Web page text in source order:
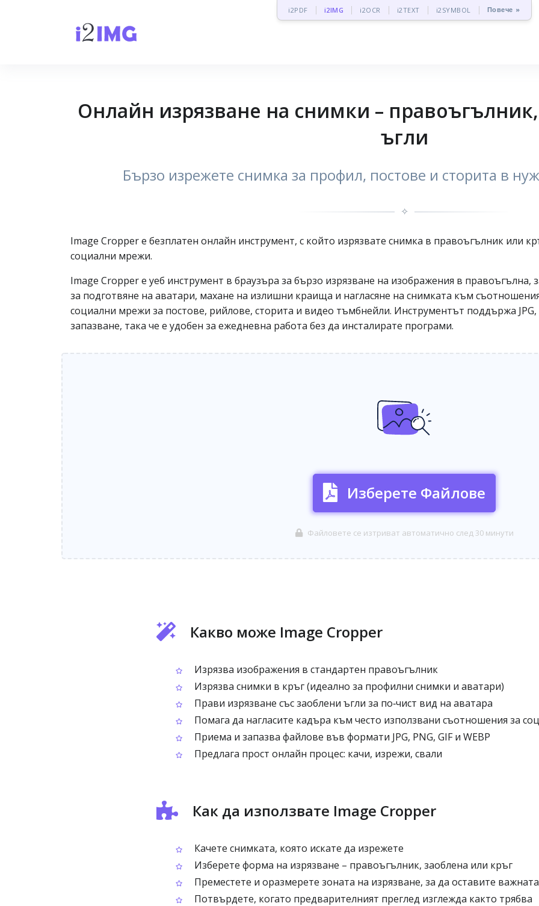
i2PDF i2IMG i2OCR i2TEXT i2SYMBOL Повече »
Онлайн изрязване на снимки –
ъгли
Бързо изрежете снимка за профил, постове и сторита в
✧
Image Cropper е безплатен онлайн инструмент, с който изрязвате снимка в правоъгълник или
социални мрежи.
Image Cropper е уеб инструмент в браузъра за бързо изрязване на изображения в
за подготвяне на аватари, махане на излишни краища и нагласяне на снимката към
социални мрежи за постове, рийлове, сторита и видео тъмбнейли. Инструментът поддържа JPG,
запазване, така че е удобен за ежедневна работа без да инсталирате програми.
Изберете Файлове
Файловете се изтриват автоматично след 30 минути
Какво може Image Cropper
Изрязва изображения в стандартен правоъгълник
Изрязва снимки в кръг (идеално за профилни снимки и аватари)
Прави изрязване със заоблени ъгли за по‑чист вид на аватара
Помага да нагласите кадъра към често използвани съотношения за
Приема и запазва файлове във формати JPG, PNG, GIF и WEBP
Предлага прост онлайн процес: качи, изрежи, свали
Как да използвате Image Cropper
Качете снимката, която искате да изрежете
Изберете форма на изрязване – правоъгълник, заоблена или кръг
Преместете и оразмерете зоната на изрязване, за да оставите
Потвърдете, когато предварителният преглед изглежда както трябва